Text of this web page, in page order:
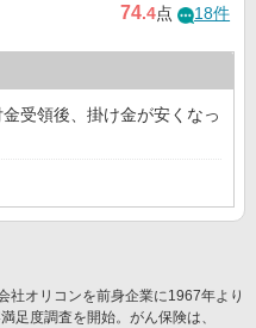
74.4点 18件
受領後、掛け金が安くなっ
社オリコンを前身企業に1967年より
足度調査を開始。がん保険は、